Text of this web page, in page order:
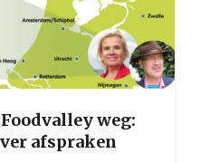
weg:
afspraken